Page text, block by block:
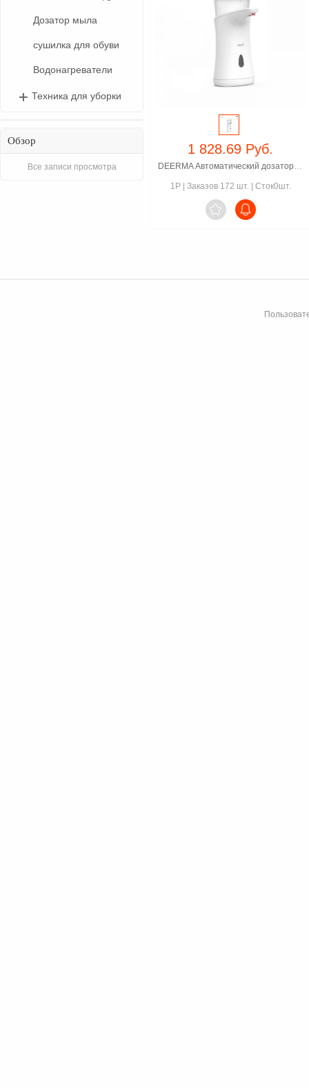
Дозатор мыла
сушилка для обуви
Водонагреватели
Техника для уборки
Обзор
Все записи просмотра
1 828.69 Руб.
DEERMA Автоматический дозатор для мыла XS100
1P| Заказов 172 шт.| Сток0шт.
